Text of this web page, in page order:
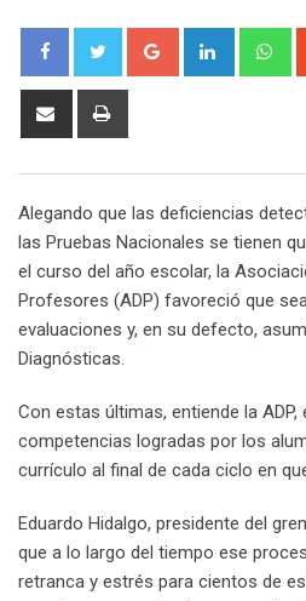
Google+ LinkedIn
Share
Alegando que las deficiencias
las Pruebas Nacionales se tienen
el curso del año escolar, la
Profesores (ADP) favoreció que
evaluaciones y, en su defecto,
Diagnósticas.
Con estas últimas, entiende la
competencias logradas por los
currículo al final de cada ciclo en
Eduardo Hidalgo, presidente del
que a lo largo del tiempo ese
retranca y estrés para cientos de